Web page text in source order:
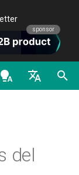
🎉
sponsor
de OAuth2
docs
del